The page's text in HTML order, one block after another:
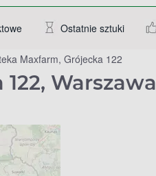
Ostatnie sztuki
Maxfarm, Grójecka 122
Warszawa